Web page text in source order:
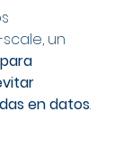
un
en datos.